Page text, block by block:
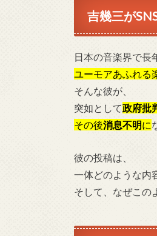
吉幾三が
日本の音楽界で長
ユーモアあふれる
そんな彼が、
突如として政府批
その後消息不明に
彼の投稿は、
一体どのような内
そして、なぜこの